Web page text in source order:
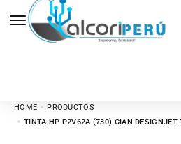
HOME
PRODUCTOS
TINTA HP P2V62A (730) CIAN DESIGNJET